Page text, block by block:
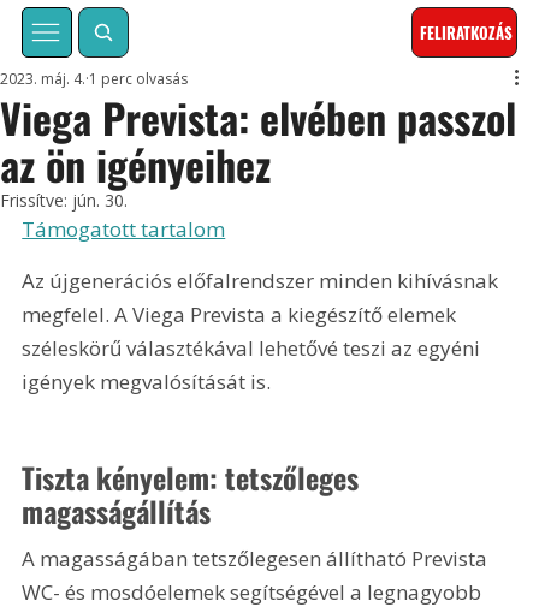
FELIRATKOZÁS
Viega Prevista: elvében passzol
az ön igényeihez
2023. máj. 4. 1 perc olvasás
Frissítve: jún. 30.
Támogatott tartalom
Az újgenerációs előfalrendszer minden kihívásnak
megfelel. A Viega Prevista a kiegészítő elemek
széleskörű választékával lehetővé teszi az egyéni
igények megvalósítását is.
Tiszta kényelem: tetszőleges
magasságállítás
A magasságában tetszőlegesen állítható Prevista
WC- és mosdóelemek segítségével a legnagyobb